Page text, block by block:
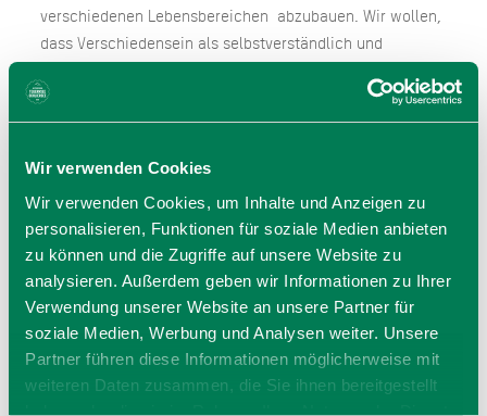
Wir verwenden Cookies
Wir verwenden Cookies, um Inhalte und Anzeigen zu
personalisieren, Funktionen für soziale Medien anbieten
zu können und die Zugriffe auf unsere Website zu
analysieren. Außerdem geben wir Informationen zu Ihrer
Verwendung unserer Website an unsere Partner für
soziale Medien, Werbung und Analysen weiter. Unsere
Partner führen diese Informationen möglicherweise mit
weiteren Daten zusammen, die Sie ihnen bereitgestellt
haben oder die sie im Rahmen Ihrer Nutzung der Dienste
verschiedenen Lebensbereichen abzubauen. Wir wollen,
dass Verschiedensein als selbstverständlich und
Wir wollen die Chancen eines inklusiven
Zusammenlebens über unser unmittelbares Lebensumfeld
machen.
Wir brauchen Mitwirkende. Als Gruppe gehen wir
respektvoll und wertschätzend miteinander um. Wir
begrüßen in diesem Sinn Menschen, die sich zeitweise,
projektbezogen oder längerfristig mit uns für diese Ziele
engagier